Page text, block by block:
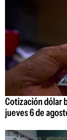
Cotización dólar
jueves 6 de